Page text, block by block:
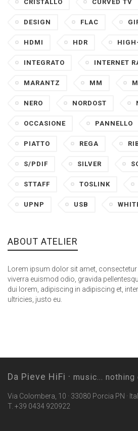
CRISTALLO CURVED TV
DESIGN FLAC
HDMI HDR
INTEGRATO INTERNET
MARANTZ MM
NERO NORDOST
OCCASIONE PANNELLO
PIATTO REGA
S/PDIF SILVER
STTAFF TOSLINK
UPNP USB
ABOUT ATELIER
Lorem ipsum dolor sit amet,
viverra euismod odio, gravida
dui lorem, adipiscing in adipiscing et,
ultricies, justo eu.
Da Pieve HiFi · music... nothing
Via Colombera, 10 · 33080 Porcia PN ·
T. +39 0434 920922